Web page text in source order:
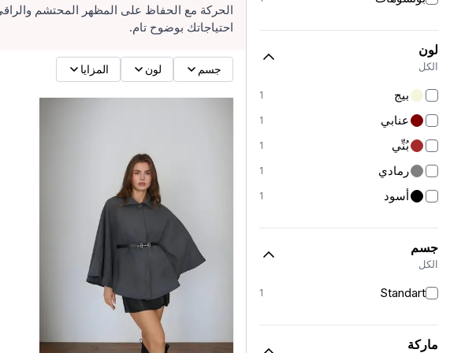
لون
الكل
بيج 1
عنابي 1
بُنِّي 1
رمادي 1
أسود 1
جسم
الكل
Standart
1
ماركة
الحركة مع الحفاظ على المظهر المحتشم
احتياجاتك بوضوح تام.
جسم لون المزايا